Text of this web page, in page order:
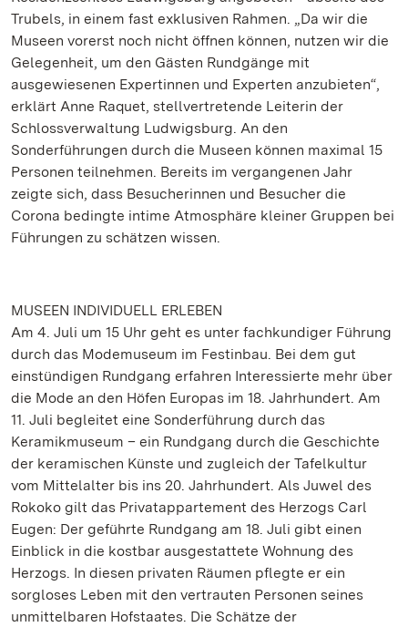
Trubels, in einem fast exklusiven Rahmen. „Da wir die
Museen vorerst noch nicht öffnen können, nutzen wir die
Gelegenheit, um den Gästen Rundgänge mit
ausgewiesenen Expertinnen und Experten anzubieten“,
erklärt Anne Raquet, stellvertretende Leiterin der
Schlossverwaltung Ludwigsburg. An den
Sonderführungen durch die Museen können maximal 15
Personen teilnehmen. Bereits im vergangenen Jahr
zeigte sich, dass Besucherinnen und Besucher die
Corona bedingte intime Atmosphäre kleiner Gruppen bei
Führungen zu schätzen wissen.
MUSEEN INDIVIDUELL ERLEBEN
Am 4. Juli um 15 Uhr geht es unter fachkundiger Führung
durch das Modemuseum im Festinbau. Bei dem gut
einstündigen Rundgang erfahren Interessierte mehr über
die Mode an den Höfen Europas im 18. Jahrhundert. Am
11. Juli begleitet eine Sonderführung durch das
Keramikmuseum – ein Rundgang durch die Geschichte
der keramischen Künste und zugleich der Tafelkultur
vom Mittelalter bis ins 20. Jahrhundert. Als Juwel des
Rokoko gilt das Privatappartement des Herzogs Carl
Eugen: Der geführte Rundgang am 18. Juli gibt einen
Einblick in die kostbar ausgestattete Wohnung des
Herzogs. In diesen privaten Räumen pflegte er ein
sorgloses Leben mit den vertrauten Personen seines
unmittelbaren Hofstaates. Die Schätze der